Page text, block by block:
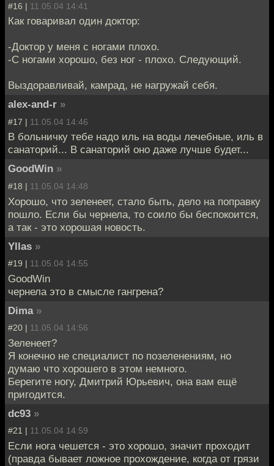
#16 | 11.05.04 14:41
Как говаривал один доктор:
-Доктор у меня с ногами плохо.
-С ногами хорошо, без ног - плохо. Следующий.
Выздоравливай, камрад, не нагружай себя.
alex-and-r »
#17 | 11.05.04 14:46
В больничку тебе надо иль на воды лечебные, иль в
санаторий... В санаторий оно даже лучше будет...
GoodWin »
#18 | 11.05.04 14:48
Хорошо, что зеленеет, стало быть, дело на поправку
пошло. Если бы чернела, то соило бы беспокоится,
а так - это хорошая новость.
Yllas »
#19 | 11.05.04 14:55
GoodWin
чернела это в смысле гангрена?
Dima »
#20 | 11.05.04 14:56
Зеленеет?
Я конечно не специалист по позеленениям, но
думаю что хорошего в этом немного.
Берегите ногу, Дмитрий Юрьевич, она вам ещё
пригодится.
dc93 »
#21 | 11.05.04 14:59
Если нога чешется - это хорошо, значит проходит
(правда бывает ложное прохождение, когда от грязи